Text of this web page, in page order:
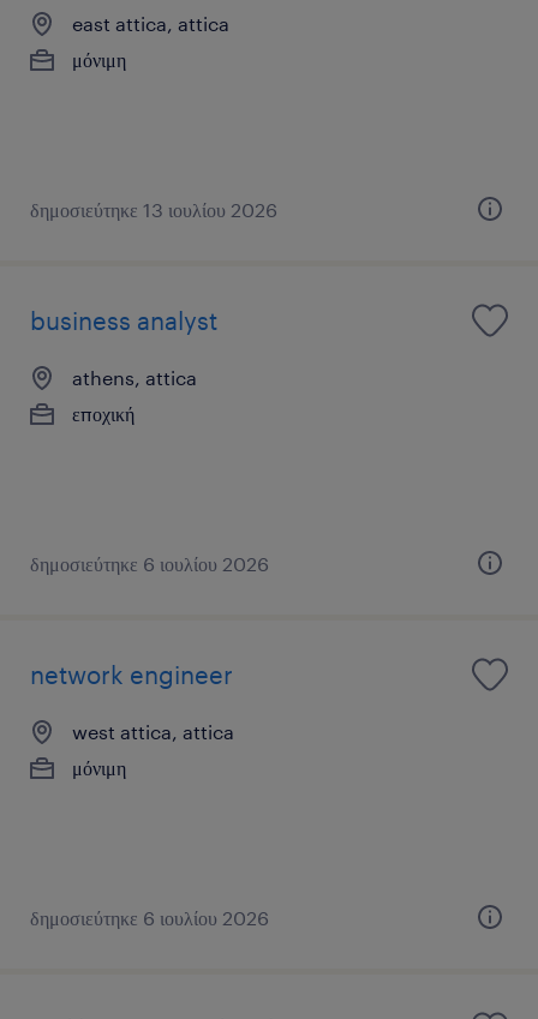
east attica, attica
μόνιμη
δημοσιεύτηκε 13 ιουλίου 2026
business analyst
athens, attica
εποχική
δημοσιεύτηκε 6 ιουλίου 2026
network engineer
west attica, attica
μόνιμη
δημοσιεύτηκε 6 ιουλίου 2026